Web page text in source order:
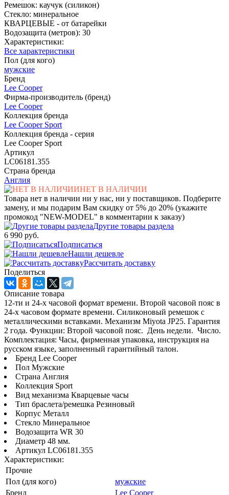
Ремешок: каучук (силикон)
Стекло: минеральное
КВАРЦЕВЫЕ - от батарейки
Водозащита (метров): 30
Характеристики:
Все характеристики
Пол (для кого)
мужские
Бренд
Lee Cooper
Фирма-производитель (бренд)
Lee Cooper
Коллекция бренда
Lee Cooper Sport
Коллекция бренда - серия
Lee Cooper Sport
Артикул
LC06181.355
Страна бренда
Англия
НЕТ В НАЛИЧИИ
Товара нет в наличии ни у нас, ни у поставщиков. Подберите
замену, и мы подарим Вам скидку от 5% до 20% (укажите
промокод "NEW-MODEL" в комментарии к заказу)
Другие товары раздела
6 990 руб.
Подписаться
Нашли дешевле
Рассчитать доставку
Поделиться
Описание товара
12-ти и 24-х часовой формат времени. Второй часовой пояс в
24-х часовом формате времени. Силиконовый ремешок с
металлическими вставками. Механизм Miyota JP25. Гарантия
2 года. Функции: Второй часовой пояс. День недели. Число.
Комплектация: Часы, фирменная упаковка, инструкция на
русском языке, заполненный гарантийный талон.
Бренд Lee Cooper
Пол Мужские
Страна Англия
Коллекция Sport
Вид механизма Кварцевые часы
Тип браслета/ремешка Резиновый
Корпус Металл
Стекло Минеральное
Водозащита WR 30
Диаметр 48 мм.
Артикул LC06181.355
Характеристики:
Прочие
Пол (для кого)
мужские
Бренд
Lee Cooper